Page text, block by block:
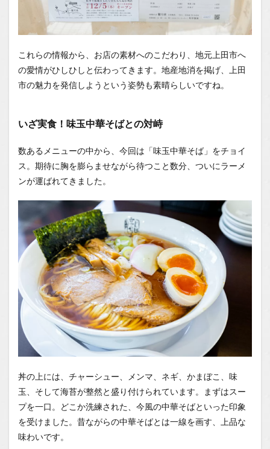
これらの情報から、お店の素材へのこだわり、地元上田市へ
の愛情がひしひしと伝わってきます。地産地消を掲げ、上田
市の魅力を発信しようという姿勢も素晴らしいですね。
いざ実食！味玉中華そばとの対峙
数あるメニューの中から、今回は「味玉中華そば」をチョイ
ス。期待に胸を膨らませながら待つこと数分、ついにラーメ
ンが運ばれてきました。
丼の上には、チャーシュー、メンマ、ネギ、かまぼこ、味
玉、そして海苔が整然と盛り付けられています。まずはスー
プを一口。どこか洗練された、今風の中華そばといった印象
を受けました。昔ながらの中華そばとは一線を画す、上品な
味わいです。